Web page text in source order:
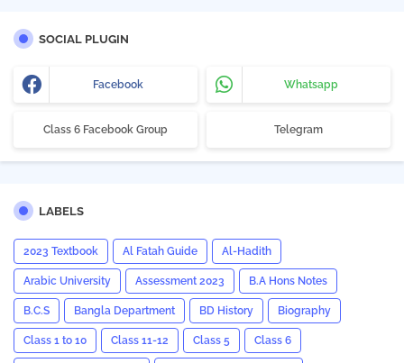
SOCIAL PLUGIN
Facebook Whatsapp
Class 6 Facebook Group Telegram
LABELS
2023 Textbook Al Fatah Guide Al-Hadith
Arabic University Assessment 2023 B.A Hons Notes
B.C.S Bangla Department BD History Biography
Class 1 to 10 Class 11-12 Class 5 Class 6